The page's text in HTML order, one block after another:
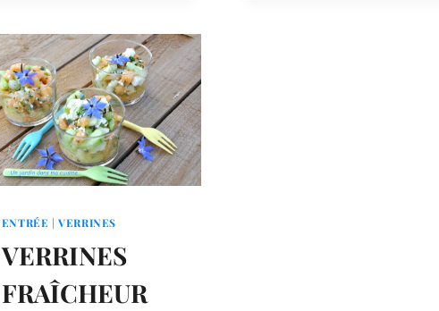
ENTRÉE |VERRINES
VERRINES
FRAÎCHEUR